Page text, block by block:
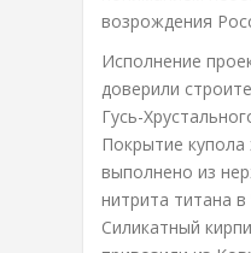
возрождения
Исполнение
доверили
Гусь-
Покрытие
выполнено из
нитрита титана в
Силикатный